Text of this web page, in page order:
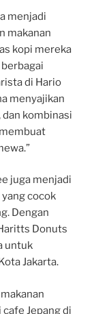
menjadi
makanan
kopi mereka
di Hario
menyajikan
kombinasi
juga menjadi
cocok
Dengan
Donuts
untuk
Jakarta.
Jepang di